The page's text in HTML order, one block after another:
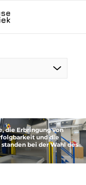
die Erbringung von
und die
bei der Wahl des